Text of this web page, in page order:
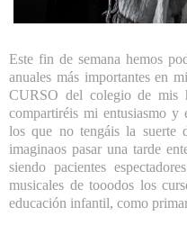
Este fin de semana hemos
anuales más importantes en
CURSO del colegio de mis
compartiréis mi entusiasmo
los que no tengáis la suerte
imaginaos pasar una tarde
siendo pacientes
musicales de tooodos los
educación infantil, como